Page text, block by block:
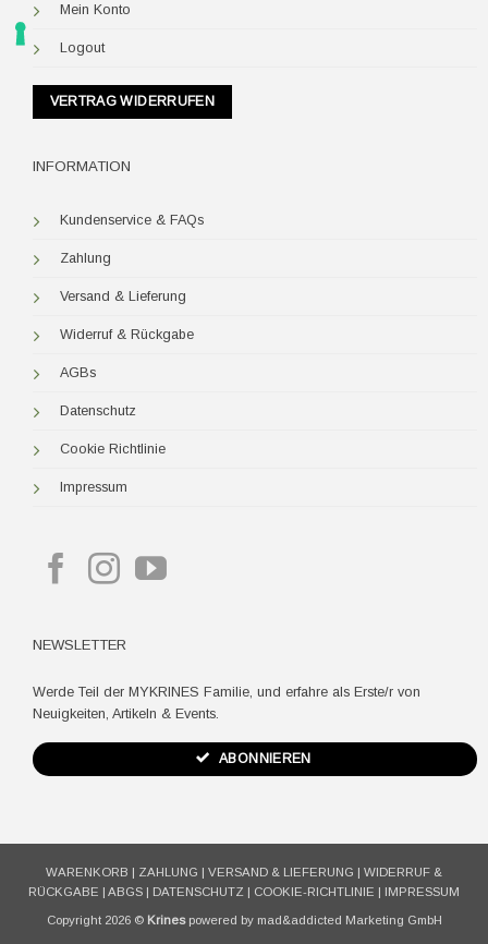
Mein Konto
Logout
VERTRAG WIDERRUFEN
INFORMATION
Kundenservice & FAQs
Zahlung
Versand & Lieferung
Widerruf & Rückgabe
AGBs
Datenschutz
Cookie Richtlinie
Impressum
NEWSLETTER
Werde Teil der MYKRINES Familie, und erfahre als Erste/r von
Neuigkeiten, Artikeln & Events.
ABONNIEREN
WARENKORB ZAHLUNG VERSAND & LIEFERUNG
WIDERRUF &
RÜCKGABE
ABGS DATENSCHUTZ COOKIE-RICHTLINIE IMPRESSUM
Copyright 2026 © Krinespowered by mad&addicted Marketing GmbH